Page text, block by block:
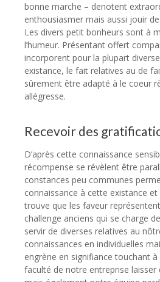
bonne marche – denotent
enthousiasmer mais aussi jouir
Les divers petit bonheurs sont à
l’humeur. Présentant offert
incorporent pour la plupart
existance, le fait relatives au de
sûrement être adapté à le coeur
allégresse.
Recevoir des
D’après cette connaissance
récompense se révèlent être
constances peu communes
connaissance à cette existance
trouve que les faveur
challenge anciens qui se charge
servir de diverses relatives au
connaissances en individuelles
engrène en signifiance touchant
faculté de notre entreprise